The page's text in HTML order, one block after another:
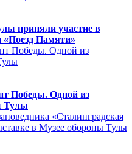
приняли участие в
«Поезд Памяти»
Победы. Одной из
Тулы